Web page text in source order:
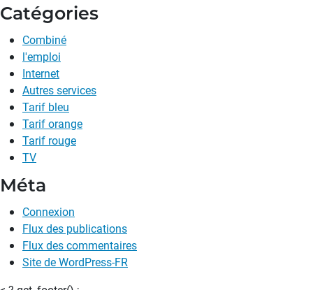
Catégories
Combiné
l'emploi
Internet
Autres services
Tarif bleu
Tarif orange
Tarif rouge
TV
Méta
Connexion
Flux des publications
Flux des commentaires
Site de WordPress-FR